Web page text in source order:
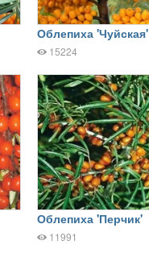
Облепиха 'Чуйская'
15224
Облепиха 'Перчик'
11991